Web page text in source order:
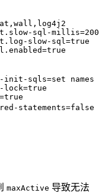
sql-millis=
slow-sql=true
=true
init-sqls=set
lock=true
=true
statements=false
maxActive 导致无法